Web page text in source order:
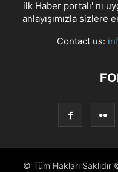
ilk Haber portalı' nı
anlayışımızla sizlere
Contact us:
© Tüm Hakları